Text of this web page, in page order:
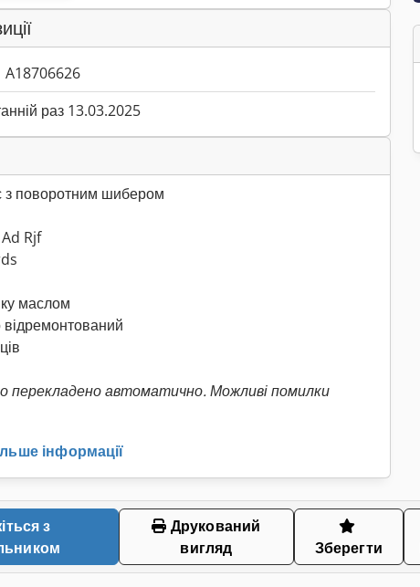
A18706626
раз 13.03.2025
з поворотним шибером
Rjf
маслом
перекладено автоматично. Можливі помилки
інформації
Друкований
вигляд
Зберегти